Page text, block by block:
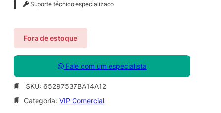
Suporte técnico especializado
Fora de estoque
Fale com um especialista
SKU: 65297537BA14A12
Categoria: VIP Comercial